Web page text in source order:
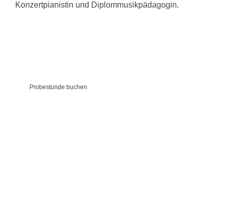
Konzertpianistin und Diplommusikpädagogin.
Probestunde buchen